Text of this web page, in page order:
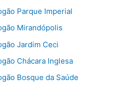
Parque Imperial
Mirandópolis
Jardim Ceci
Chácara Inglesa
Bosque da Saúde